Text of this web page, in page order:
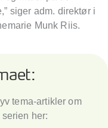
siger adm. direktør i
Munk Riis.
tema-artikler om
her: